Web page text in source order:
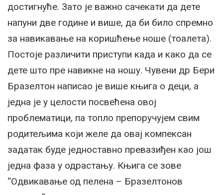
достигнуће. Зато је важно сачекати да дете
напуни две године и више, да би било спремно
за навикавање на коришћење ноше (тоалета).
Постоје различити приступи када и како да се
дете што пре навикне на ношу. Чувени др Бери
Бразелтон написао је више књига о деци, а
једна је у целости посвећена овој
проблематици, па топло препоручујем свим
родитељима који желе да овај компексан
задатак буде једноставно превазиђен као још
једна фаза у одрастању. Књига се зове
“Одвикавање од пелена – Бразелтонов